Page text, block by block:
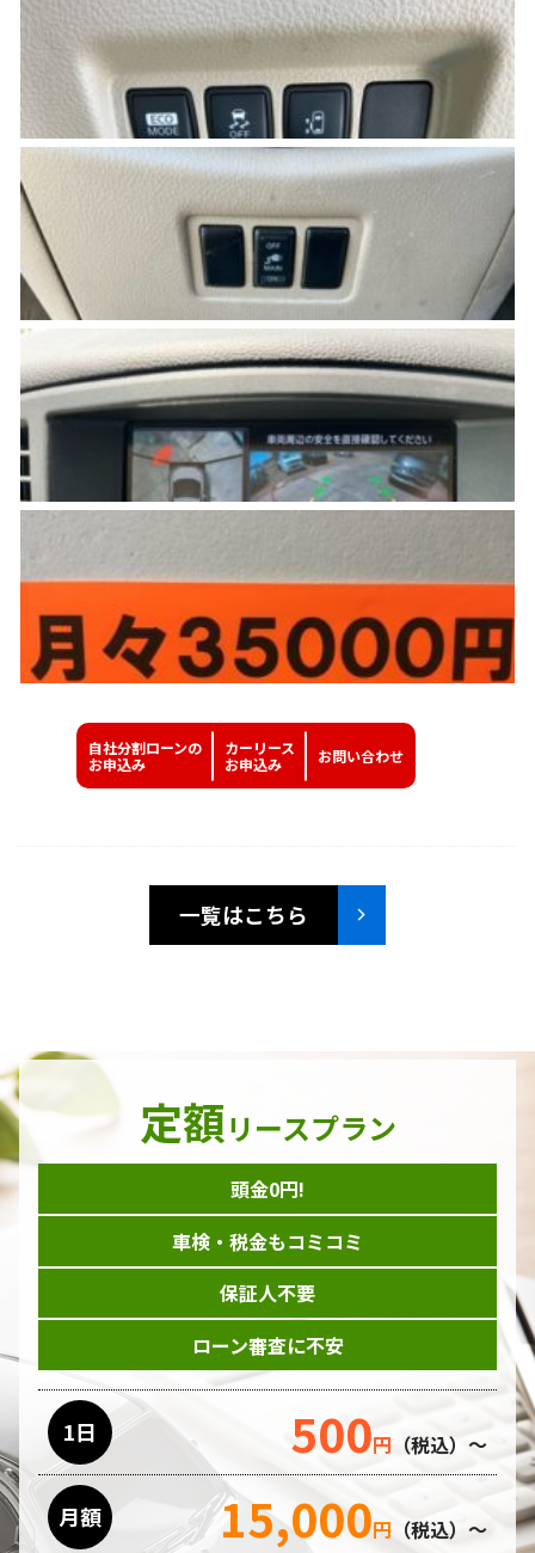
自社分割ローンの
お申込み
カーリース
お申込み
お問い合わせ
一覧はこちら
定額リースプラン
頭金0円!
車検・税金もコミコミ
保証人不要
ローン審査に不安
1日 500円 （税込）～
月額 15,000円 （税込）～